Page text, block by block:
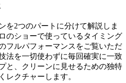
を2つのパートに分けて解説しま
のショーで使っているタイミング
フルパフォーマンスをご覧いただ
法を一切使わずに毎回確実に一致
と、クリーンに見せるための独特
レクチャーします。